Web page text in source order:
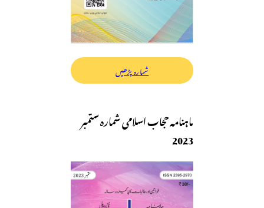
شمارہ پڑھیں
ماہنامہ حجاب اسلامی شمارہ ستمبر
2023